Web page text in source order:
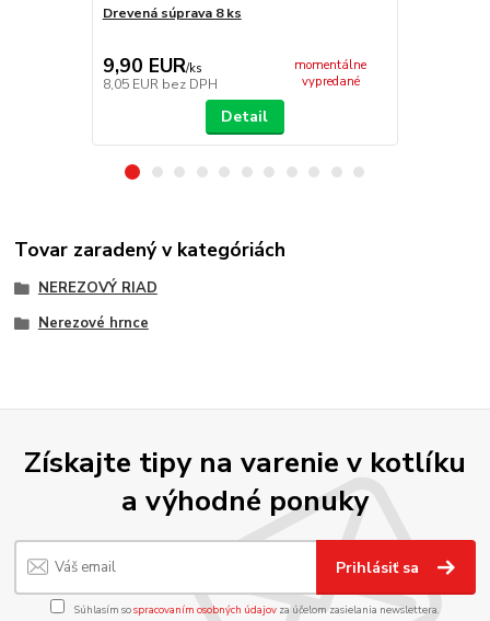
Drevená súprava 8 ks
9,90 EUR/ks
8,05 EUR bez DPH
momentálne
vypredané
Detail
Tovar zaradený v kategóriách
NEREZOVÝ RIAD
Nerezové hrnce
Získajte tipy na varenie v kotlíku
a výhodné ponuky
Prihlásiť sa
Súhlasím sospracovaním osobných údajov za účelom zasielania newslettera.